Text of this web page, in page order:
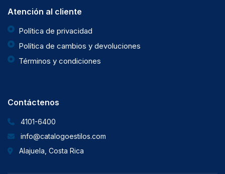
Atención al cliente
Política de privacidad
Política de cambios y devoluciones
Términos y condiciones
Contáctenos
4101-6400
info@catalogoestilos.com
Alajuela, Costa Rica